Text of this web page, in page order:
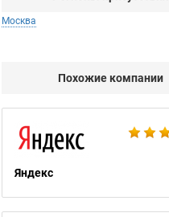
Москва
Похожие компании
Яндекс